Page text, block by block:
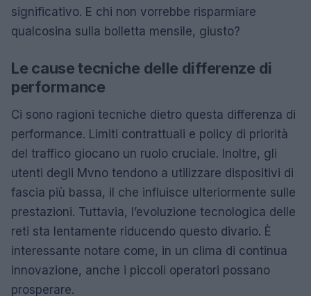
significativo. E chi non vorrebbe risparmiare
qualcosina sulla bolletta mensile, giusto?
Le cause tecniche delle differenze di
performance
Ci sono ragioni tecniche dietro questa differenza di
performance. Limiti contrattuali e policy di priorità
del traffico giocano un ruolo cruciale. Inoltre, gli
utenti degli Mvno tendono a utilizzare dispositivi di
fascia più bassa, il che influisce ulteriormente sulle
prestazioni. Tuttavia, l’evoluzione tecnologica delle
reti sta lentamente riducendo questo divario. È
interessante notare come, in un clima di continua
innovazione, anche i piccoli operatori possano
prosperare.